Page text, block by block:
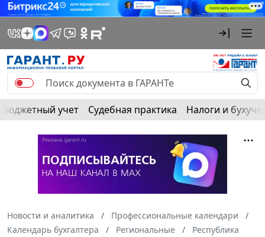
Бюджетный учет Судебная практика Налоги и
Новости и аналитика
Профессиональные календари
Календарь бухгалтера
Региональные
Республика